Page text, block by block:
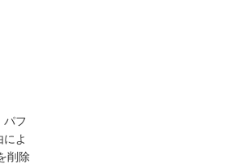
パフ
よ
削除